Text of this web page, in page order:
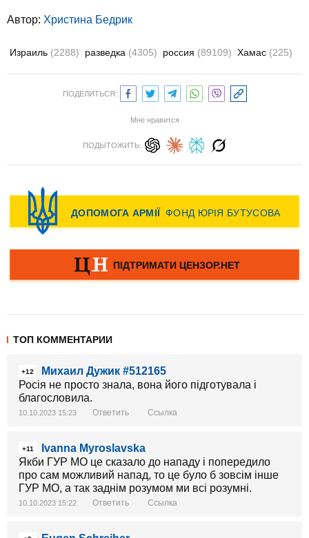
Автор: Христина Бедрик
Израиль (2288) разведка (4305) россия (89109) Хамас (225)
ПОДЕЛИТЬСЯ:
Мне нравится
ПОДЫТОЖИТЬ:
ТОП КОММЕНТАРИИ
+12
Михаил Дужик #512165
Росія не просто знала, вона його підготувала і
благословила.
10.10.2023 15:23 Ответить Ссылка
+11
Ivanna Myroslavska
Якби ГУР МО це сказало до нападу і попередило
про сам можливий напад, то це було б зовсім інше
ГУР МО, а так заднім розумом ми всі розумні.
10.10.2023 15:22 Ответить Ссылка